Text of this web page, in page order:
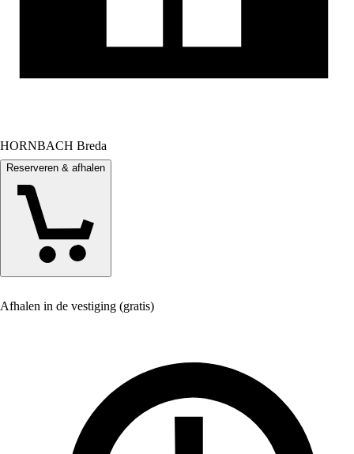
HORNBACH Breda
Reserveren & afhalen
Afhalen in de vestiging (gratis)